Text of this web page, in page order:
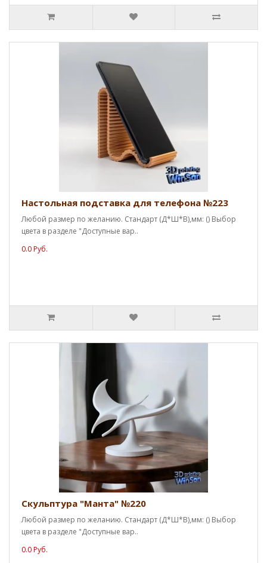
Настольная подставка для телефона №223
Любой размер по желанию. Стандарт (Д*Ш*В),мм: () Выбор
цвета в разделе "Доступные вар..
0.0 Руб.
Скульптура "Манта" №220
Любой размер по желанию. Стандарт (Д*Ш*В),мм: () Выбор
цвета в разделе "Доступные вар..
0.0 Руб.